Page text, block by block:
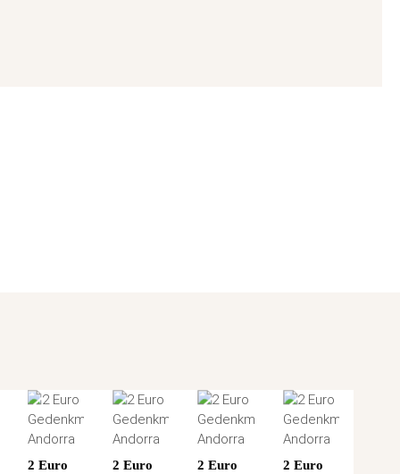
2 Euro
2 Euro
2 Euro
2 Euro